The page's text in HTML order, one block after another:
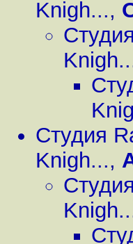
Knigh...,
Студия
Knigh...,